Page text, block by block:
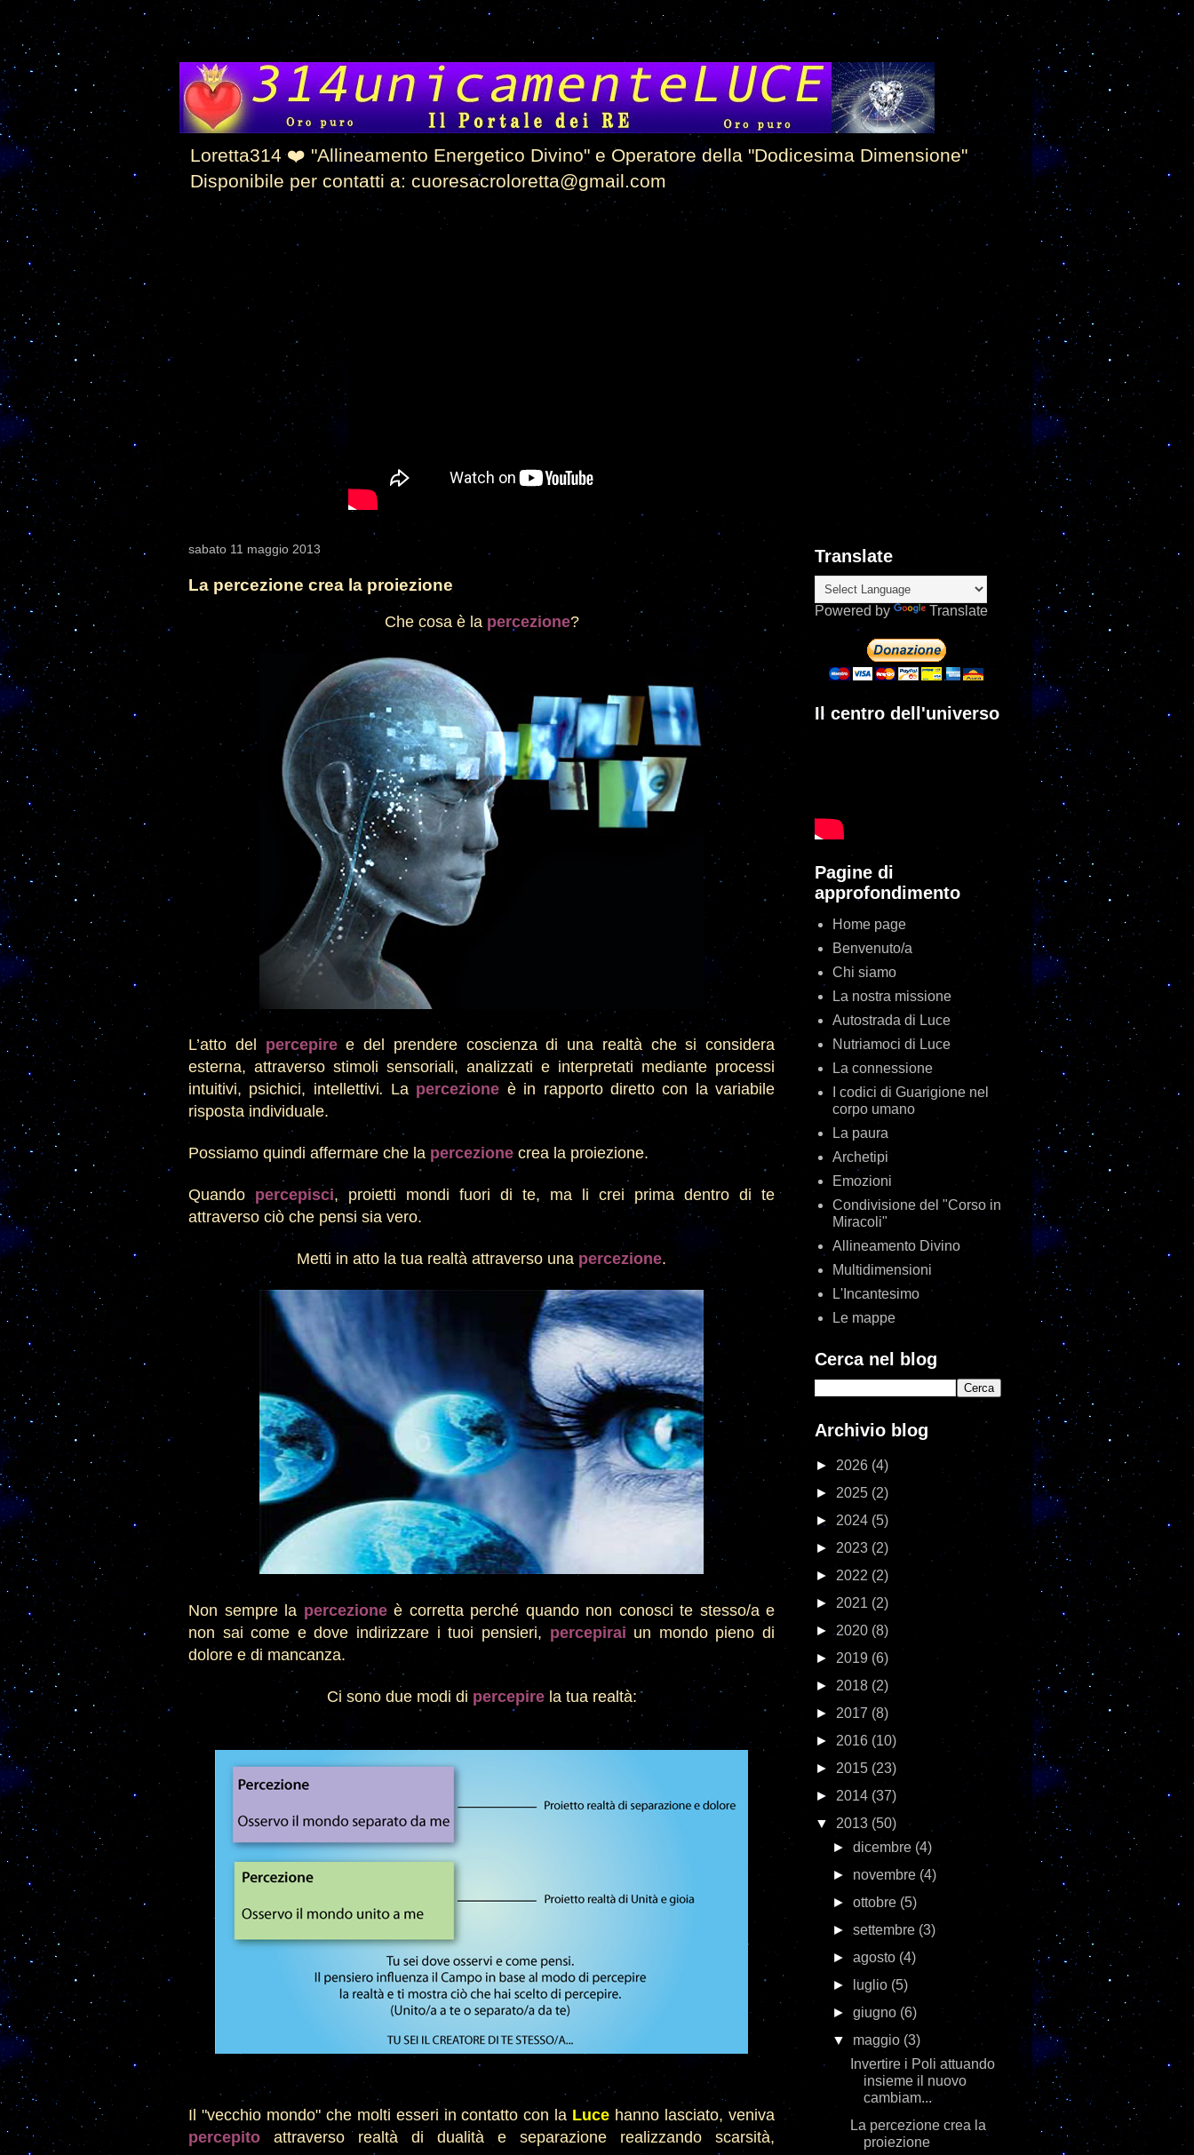
Loretta314 ❤️ "Allineamento Energetico Divino" e Operatore della "Dodicesima Dimensione"
Disponibile per contatti a: cuoresacroloretta@gmail.com
sabato 11 maggio 2013
La percezione crea la proiezione
Che cosa è la percezione?
L’atto del percepiree del prendere coscienza di una realtà che si considera
esterna, attraverso stimoli sensoriali, analizzati e interpretati mediante processi
intuitivi, psichici, intellettivi. La percezione è inrapporto diretto con la variabile
risposta individuale.
Possiamo quindi affermare che la percezione crea la proiezione.
Quandopercepisci, proietti mondi fuori di te, ma li crei prima dentro di te
attraverso ciò che pensi sia vero.
Metti in atto la tua realtà attraverso una percezione.
Non sempre la percezioneè corretta perché quando non conosci te stesso/a e
non sai come e dove indirizzare i tuoi pensieri, percepirai un mondo pieno di
dolore e di mancanza.
Ci sono due modi di percepirela tua realtà:
Il "vecchio mondo" che mol ti esseri in contatto con la Luce hanno lasciato, veniva
percepito attraverso realtà di dualità e separazione realizzando scarsità,
Translate
Powered by Translate
Il centro dell'universo
Pagine di
approfondimento
Home page
Benvenuto/a
Chi siamo
La nostra missione
Autostrada di Luce
Nutriamoci di Luce
La connessione
I codici di Guarigione nel
corpo umano
La paura
Archetipi
Emozioni
Condivisione del "Corso in
Miracoli"
Allineamento Divino
Multidimensioni
L'Incantesimo
Le mappe
Cerca nel blog
Archivio blog
► 2026 (4)
► 2025 (2)
► 2024 (5)
► 2023 (2)
► 2022 (2)
► 2021 (2)
►2020 (8)
► 2019 (6)
► 2018 (2)
► 2017 (8)
► 2016 (10)
► 2015 (23)
► 2014 (37)
▼ 2013 (50)
►dicembre (4)
► novembre (4)
►ottobre (5)
►settembre (3)
►agosto (4)
►
luglio (5)
►giugno (6)
▼ maggio (3)
Invertire i Poli attuando
insieme il nuovo
cambiam...
La percezione crea la
proiezione